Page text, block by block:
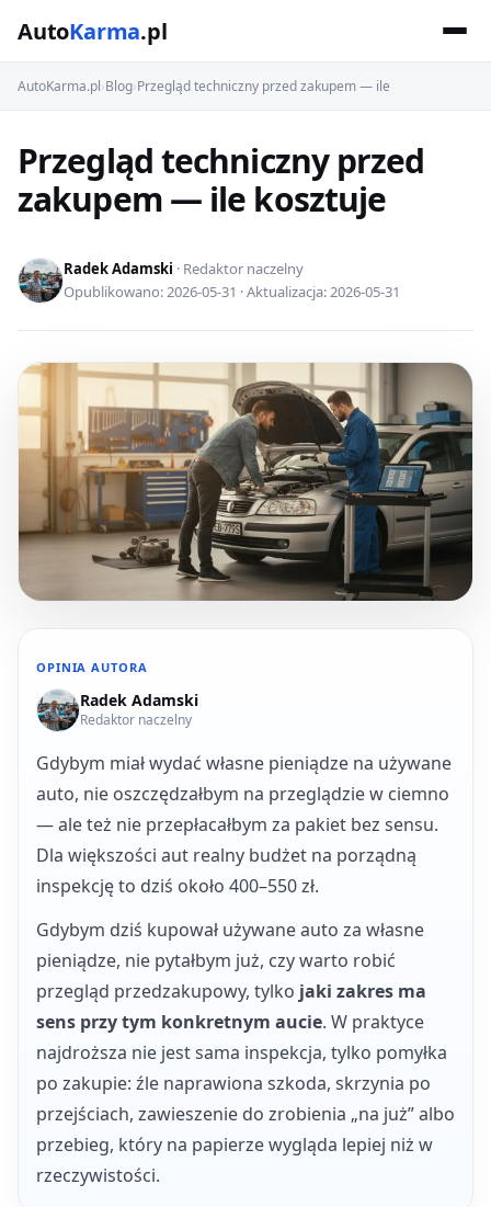
AutoKarma.pl
AutoKarma.pl›Blog›Przegląd techniczny przed zakupem — ile
Przegląd techniczny przed
zakupem — ile kosztuje
Radek Adamski · Redaktor naczelny
Opublikowano: 2026-05-31 · Aktualizacja: 2026-05-31
OPINIA AUTORA
Radek Adamski
Redaktor naczelny
Gdybym miał wydać własne pieniądze na używane
auto, nie oszczędzałbym na przeglądzie w ciemno
— ale też nie przepłacałbym za pakiet bez sensu.
Dla większości aut realny budżet na porządną
inspekcję to dziś około 400–550 zł.
Gdybym dziś kupował używane auto za własne
pieniądze, nie pytałbym już, czy warto robić
przegląd przedzakupowy, tylko jaki zakres ma
sens przy tym konkretnym aucie. W praktyce
najdroższa nie jest sama inspekcja, tylko pomyłka
po zakupie: źle naprawiona szkoda, skrzynia po
przejściach, zawieszenie do zrobienia „na już” albo
przebieg, który na papierze wygląda lepiej niż w
rzeczywistości.